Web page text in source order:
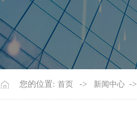
您的位置: 首页 -> 新闻中心 ->